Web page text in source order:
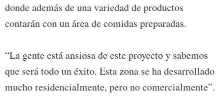
donde además de una variedad de productos
contarán con un área de comidas preparadas.
“La gente está ansiosa de este proyecto y sabemos
que será todo un éxito. Esta zona se ha desarrollado
mucho residencialmente, pero no comercialmente”.